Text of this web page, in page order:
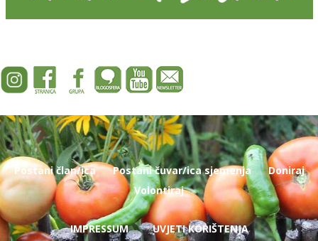
Postani član/ica Postani čuvar/ica sjemenja
Doniraj
Volontiraj
IMPRESSUM UVJETI KORIŠTENJA